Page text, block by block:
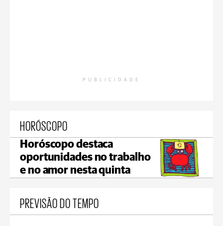
PUBLICIDADE
HORÓSCOPO
Horóscopo destaca
oportunidades no trabalho
e no amor nesta quinta
PREVISÃO DO TEMPO